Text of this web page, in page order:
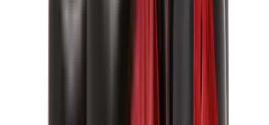
اديداس سبيزيال
اديداس اوريجينالز
View All